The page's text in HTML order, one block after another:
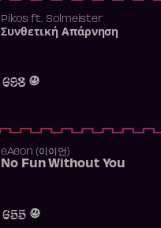
Pikosft. Solmeister
Συνθετική Απάρνηση
698
​eAeon (이이언)
No Fun Without You
655